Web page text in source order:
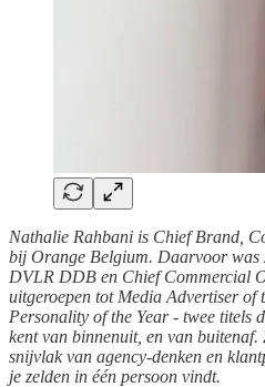
Nathalie Rahbani is Chief Brand,
bij Orange Belgium. Daarvoor
DVLR DDB en Chief Commercial
uitgeroepen tot Media Advertiser of
Personality of the Year - twee titels
kent van binnenuit, en van
snijvlak van agency-denken en
je zelden in één persoon vindt.